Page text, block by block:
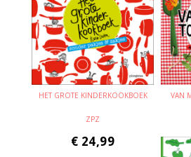
HET GROTE KINDERKOOKBOEK
ZPZ
€ 24,99
VAN